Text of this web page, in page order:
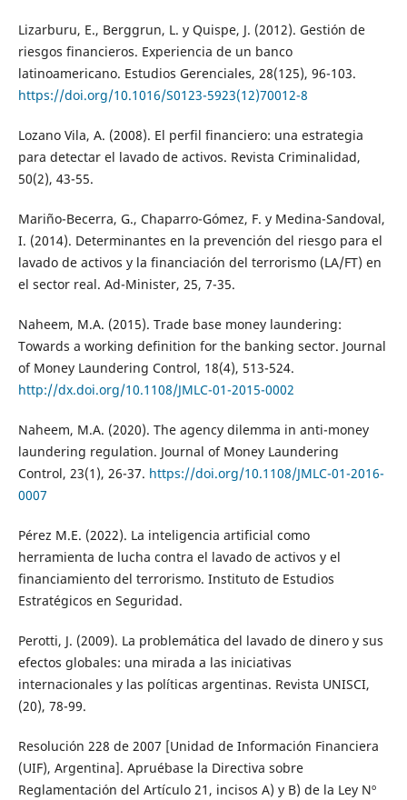
Lizarburu, E., Berggrun, L. y Quispe, J. (2012). Gestión de
riesgos financieros. Experiencia de un banco
latinoamericano. Estudios Gerenciales, 28(125), 96-103.
https://doi.org/10.1016/S0123-5923(12)70012-8
Lozano Vila, A. (2008). El perfil financiero: una estrategia
para detectar el lavado de activos. Revista Criminalidad,
50(2), 43-55.
Mariño-Becerra, G., Chaparro-Gómez, F. y Medina-Sandoval,
I. (2014). Determinantes en la prevención del riesgo para el
lavado de activos y la financiación del terrorismo (LA/FT) en
el sector real. Ad-Minister, 25, 7-35.
Naheem, M.A. (2015). Trade base money laundering:
Towards a working definition for the banking sector. Journal
of Money Laundering Control, 18(4), 513-524.
http://dx.doi.org/10.1108/JMLC-01-2015-0002
Naheem, M.A. (2020). The agency dilemma in anti-money
laundering regulation. Journal of Money Laundering
Control, 23(1), 26-37. https://doi.org/10.1108/JMLC-01-2016-
0007
Pérez M.E. (2022). La inteligencia artificial como
herramienta de lucha contra el lavado de activos y el
financiamiento del terrorismo. Instituto de Estudios
Estratégicos en Seguridad.
Perotti, J. (2009). La problemática del lavado de dinero y sus
efectos globales: una mirada a las iniciativas
internacionales y las políticas argentinas. Revista UNISCI,
(20), 78-99.
Resolución 228 de 2007 [Unidad de Información Financiera
(UIF), Argentina]. Apruébase la Directiva sobre
Reglamentación del Artículo 21, incisos A) y B) de la Ley Nº